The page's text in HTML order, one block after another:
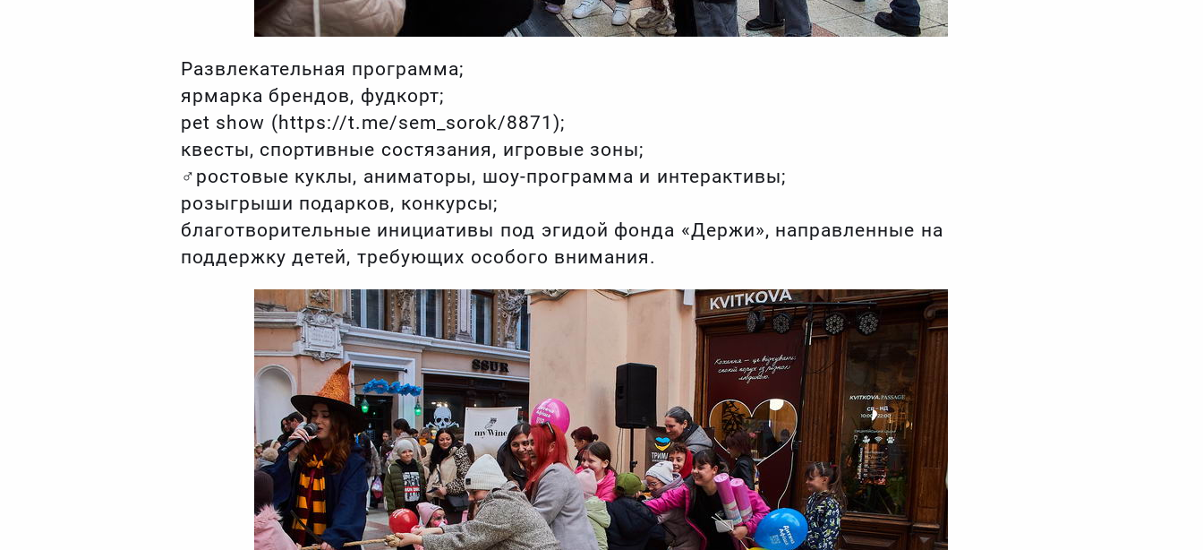
Развлекательная программа;
‍ярмарка брендов, фудкорт;
pet show (https://t.me/sem_sorok/8871);
квесты, спортивные состязания, игровые зоны;
‍♂️ростовые куклы, аниматоры, шоу-программа и интерактивы;
розыгрыши подарков, конкурсы;
благотворительные инициативы под эгидой фонда «Держи», направленные на
поддержку детей, требующих особого внимания.